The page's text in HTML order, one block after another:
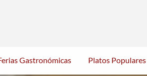
Gastronómicas Platos Populares